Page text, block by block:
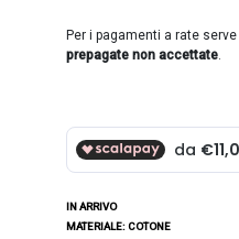
Per i pagamenti a rate serve
prepagate non accettate.
IN ARRIVO
MATERIALE: COTONE